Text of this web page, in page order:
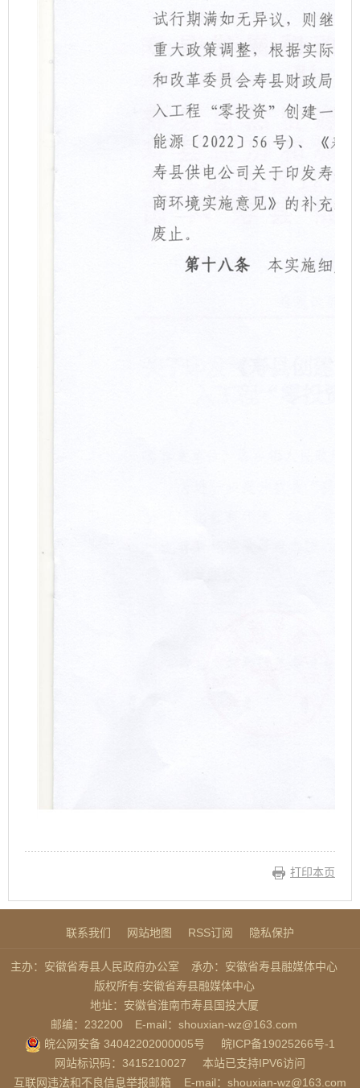
打印本页
联系我们 网站地图 RSS订阅 隐私保护
主办：安徽省寿县人民政府办公室
承办：安徽省寿县融媒体中心
版权所有:安徽省寿县融媒体中心
地址：安徽省淮南市寿县国投大厦
邮编：232200
E-mail：shouxian-wz@163.com
皖公网安备 34042202000005号
皖ICP备19025266号-1
网站标识码：3415210027
本站已支持IPV6访问
互联网违法和不良信息举报邮箱
E-mail：shouxian-wz@163.com